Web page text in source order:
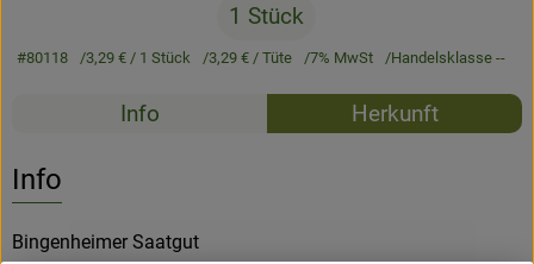
1 Stück
#80118 3,29 € / 1 Stück 3,29 € / Tüte 7% MwSt Handelsklasse --
Rezepte
Info Herkunft
Info
Bingenheimer Saatgut